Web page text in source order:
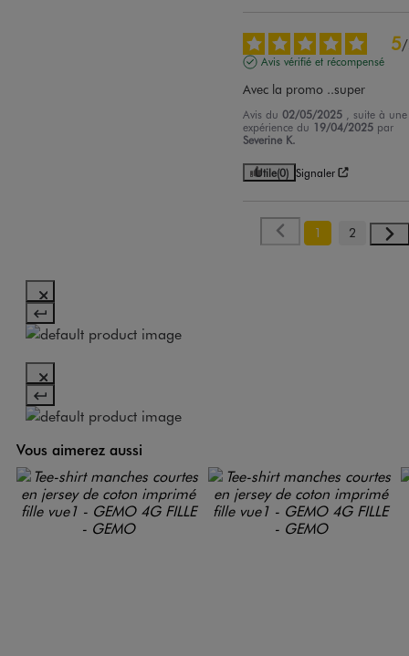
5/
Avis vérifié et récompensé
Avec la promo ..super
Avis du02/05/2025
, suite à une
expérience du 19/04/2025 par
Severine K.
Utile(0) Signaler
1 2
Vous aimerez aussi